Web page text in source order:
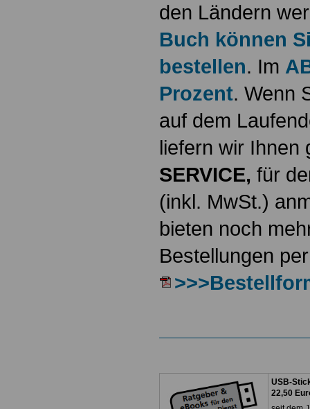
den Ländern
Buch können
bestellen. Im
Prozent. Wenn
auf dem
liefern wir
SERVICE, für
(inkl. MwSt.)
bieten noch
Bestellungen
USB-
22,50